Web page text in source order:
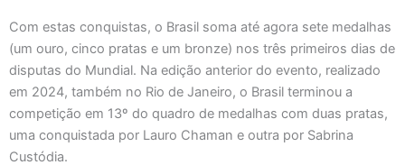
Com estas conquistas, o Brasil soma até agora sete medalhas
(um ouro, cinco pratas e um bronze) nos três primeiros dias de
disputas do Mundial. Na edição anterior do evento, realizado
em 2024, também no Rio de Janeiro, o Brasil terminou a
competição em 13º do quadro de medalhas com duas pratas,
uma conquistada por Lauro Chaman e outra por Sabrina
Custódia.